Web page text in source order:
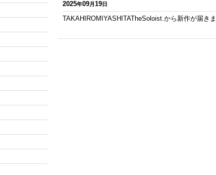
2025年09月19日
TAKAHIROMIYASHITATheSoloist.から新作が届き